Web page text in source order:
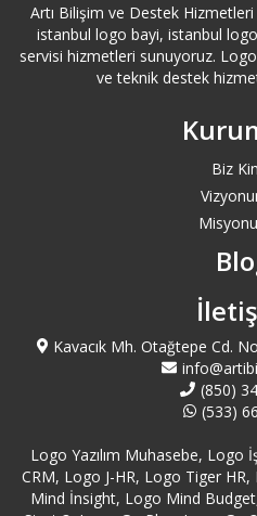
Balıkesir Logo Destek
Bartın Logo Destek
Başakşehir Logo Destek
Beşiktaş Logo Destek
Beylikdüzü Logo Destek
Beyoğlu Logo Destek
Artı Bilişim ve Destek
istanbul logo bayi, istanbul
servisi hizmetleri sunuyoruz. Logo
ve teknik destek
Biz
Kavacık Mh. Otağtepe Cd.
(850)
(533)
Logo Yazılım Muhasebe, Logo
CRM, Logo J-HR, Logo Tiger
Mind İnsight, Logo Mind